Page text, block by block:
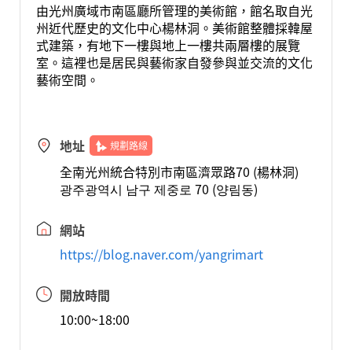
由光州廣域市南區廳所管理的美術館，館名取自光
州近代歷史的文化中心楊林洞。美術館整體採韓屋
式建築，有地下一樓與地上一樓共兩層樓的展覽
室。這裡也是居民與藝術家自發參與並交流的文化
藝術空間。
地址 規劃路線
全南光州統合特別市南區濟眾路70 (楊林洞)
광주광역시 남구 제중로 70 (양림동)
網站
https://blog.naver.com/yangrimart
開放時間
10:00~18:00